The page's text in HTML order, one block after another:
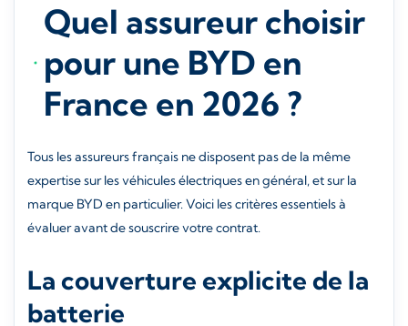
Quel assureur choisir
pour une BYD en
France en 2026 ?
Tous les assureurs français ne disposent pas de la même
expertise sur les véhicules électriques en général, et sur la
marque BYD en particulier. Voici les critères essentiels à
évaluer avant de souscrire votre contrat.
La couverture explicite de la
batterie